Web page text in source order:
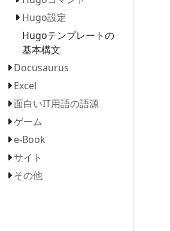
Hugo設定
Hugoテンプレートの
基本構文
Docusaurus
Excel
面白いIT用語の語源
ゲーム
e-Book
サイト
その他